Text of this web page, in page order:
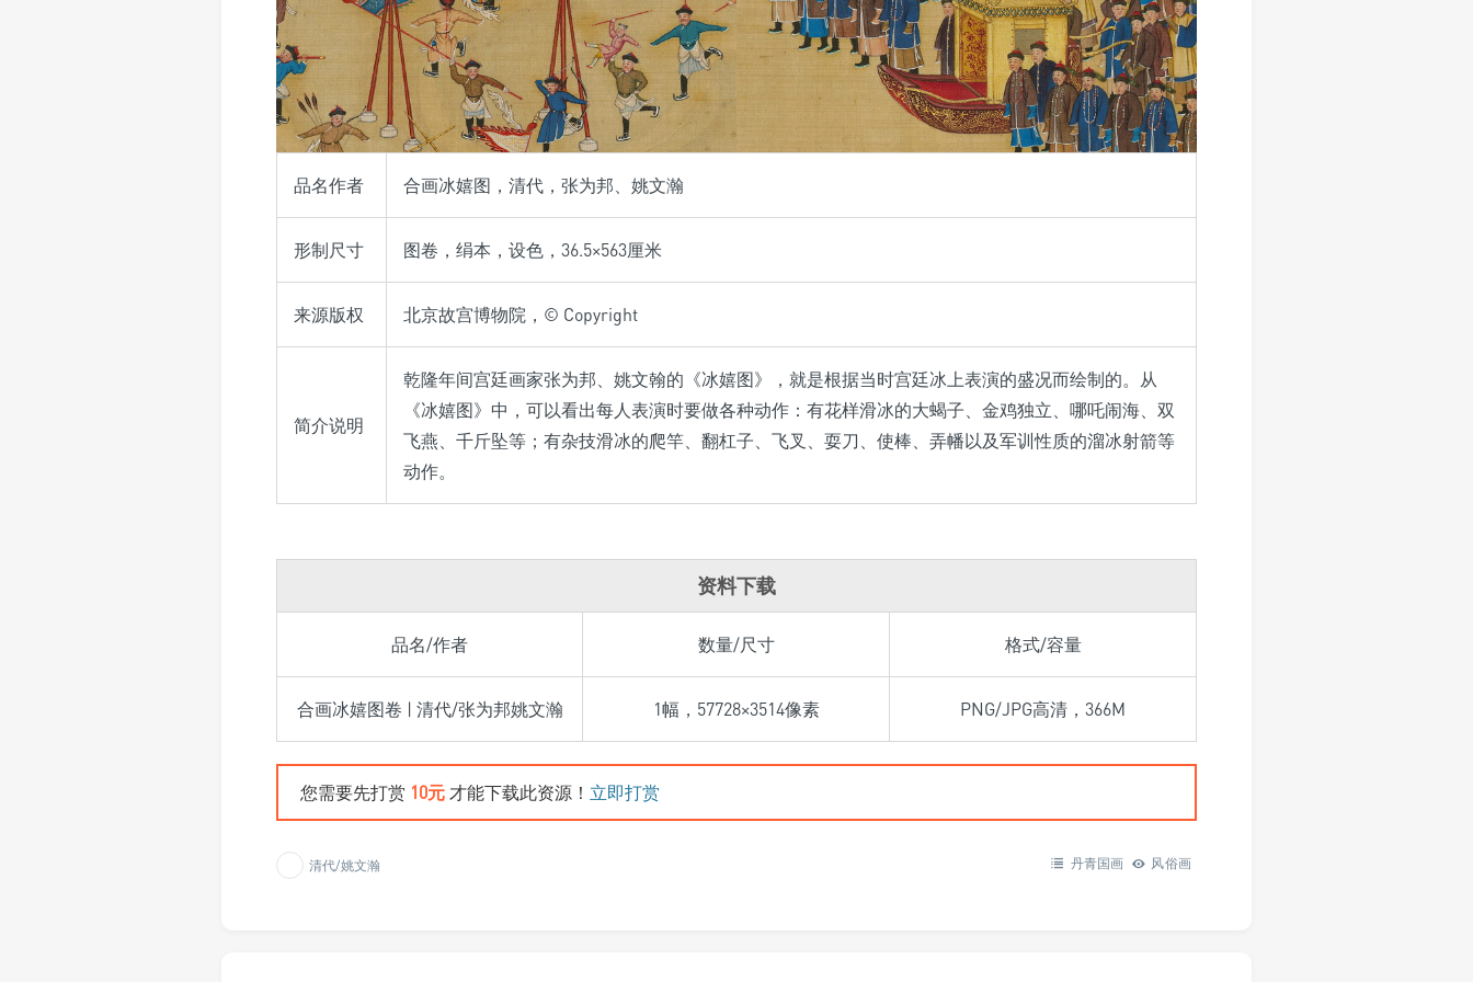
品名作者 合画冰嬉图，清代，张为邦、姚文瀚
形制尺寸 图卷，绢本，设色，36.5×563厘米
来源版权 北京故宫博物院，© Copyright
简介说明
乾隆年间宫廷画家张为邦、姚文翰的《冰嬉图》，就是根据当时宫廷冰上表演的盛况而绘制的。从
《冰嬉图》中，可以看出每人表演时要做各种动作：有花样滑冰的大蝎子、金鸡独立、哪吒闹海、双
飞燕、千斤坠等；有杂技滑冰的爬竿、翻杠子、飞叉、耍刀、使棒、弄幡以及军训性质的溜冰射箭等
动作。
资料下载
品名/作者 数量/尺寸 格式/容量
合画冰嬉图卷 | 清代/张为邦姚文瀚 1幅，57728×3514像素 PNG/JPG高清，366M
您需要先打赏 10元 才能下载此资源！ 立即打赏
清代/姚文瀚 风俗画
丹青国画